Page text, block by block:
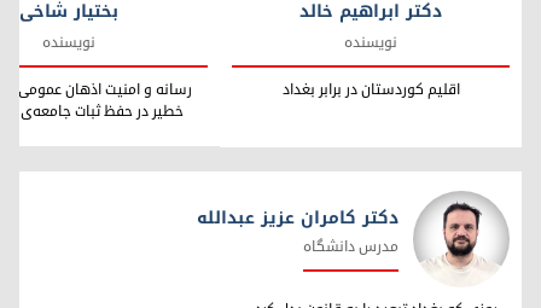
دکتر ابراهیم خالد
نویسنده
اقلیم کوردستان در برابر بغداد
بختیار شاخی
نویسنده
رسانه و امنیت اذهان عمومی؛
خطیر در حفظ ثبات جامعه‌ی
دکتر کامران عزیز عبدالله
مدرس دانشگاه